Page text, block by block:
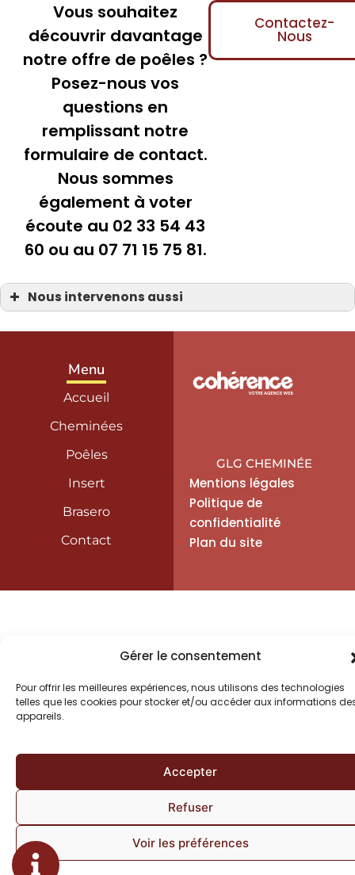
Gérer le consentement
Pour offrir les meilleures expériences, nous utilisons des technologies
telles que les cookies pour stocker et/ou accéder aux informations
appareils.
Accepter
Refuser
Voir les préférences
Contactez-
Nous
Vous souhaitez
découvrir davantage
notre offre de poêles ?
Posez-nous vos
questions en
remplissant notre
formulaire de contact.
Nous sommes
également à voter
écoute au 02 33 54 43
60 ou au 07 71 15 75 81.
Nous intervenons aussi
Poêle à granulés Coutances
Poêle à granulés Isigny-sur-Mer
Poêle à granulés La Haye-du-Puits
Poêle à granulés Saint-Hilaire-Petitville
Poêle à granulés Saint-Sauveur-le-Vicomte
Poêle à granulés Valognes
Menu
Accueil
Cheminées
Poêles
Insert
Brasero
Contact
GLG CHEMINÉE
Mentions légales
Politique de
confidentialité
Plan du site